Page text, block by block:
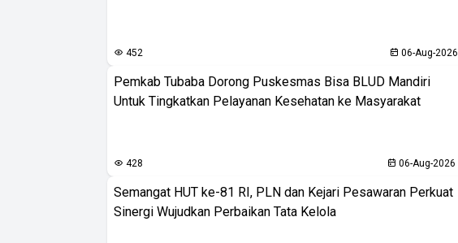
452 06-Aug-2026
Pemkab Tubaba Dorong Puskesmas Bisa BLUD Mandiri
Untuk Tingkatkan Pelayanan Kesehatan ke Masyarakat
428 06-Aug-2026
Semangat HUT ke-81 RI, PLN dan Kejari Pesawaran Perkuat
Sinergi Wujudkan Perbaikan Tata Kelola